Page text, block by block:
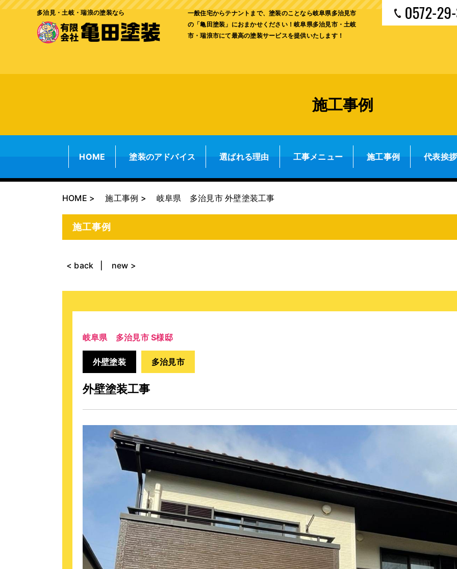
多治見・土岐・瑞浪の塗装なら
一般住宅からテナントまで、塗装のことなら岐阜県多治見市
の「亀田塗装」におまかせください！岐阜県多治見市・土岐
市・瑞浪市にて最高の塗装サービスを提供いたします！
施工事例
HOME 塗装のアドバイス 選ばれる理由 工事メニュー 施工事例 代表挨
HOME 施工事例 岐阜県 多治見市 外壁塗装工事
施工事例
< back new >
岐阜県 多治見市 S様邸
外壁塗装 多治見市
外壁塗装工事